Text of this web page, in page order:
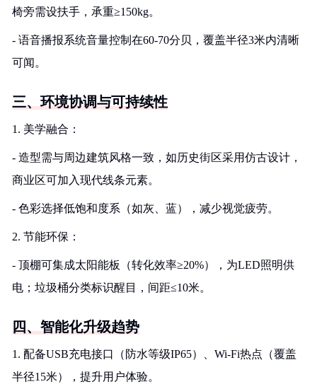
椅旁需设扶手，承重≥150kg。
- 语音播报系统音量控制在60-70分贝，覆盖半径3米内清晰
可闻。
三、环境协调与可持续性
1. 美学融合：
- 造型需与周边建筑风格一致，如历史街区采用仿古设计，
商业区可加入现代线条元素。
- 色彩选择低饱和度系（如灰、蓝），减少视觉疲劳。
2. 节能环保：
- 顶棚可集成太阳能板（转化效率≥20%），为LED照明供
电；垃圾桶分类标识醒目，间距≤10米。
四、智能化升级趋势
1. 配备USB充电接口（防水等级IP65）、Wi-Fi热点（覆盖
半径15米），提升用户体验。